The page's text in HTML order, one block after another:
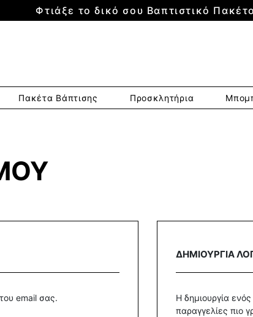
Φτιάξε το δικό σου Βαπτιστικό
Πακέτα Βάπτισης Προσκλητήρια
email σας.
ΔΗΜΙΟΥΡΓΙΑ
Η δημιουργία
παραγγελίες πιο